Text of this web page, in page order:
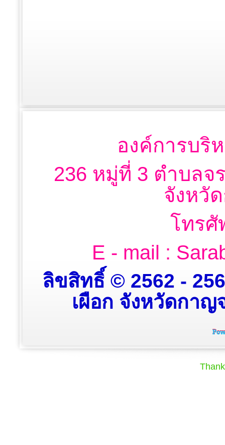
องค์การบริ
236 หมู่ที่ 3 ตำบลจ
จังหวั
โทรศั
E - mail :
ลิขสิทธิ์ © 2562 -
เผือก จังหวัดกา